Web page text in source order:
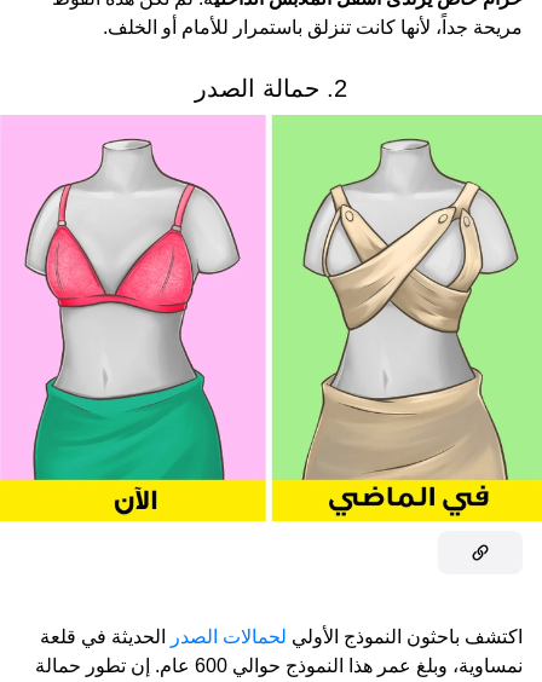
مريحة جداً، لأنها كانت تنزلق باستمرار للأمام أو الخلف.
2. حمالة الصدر
اكتشف باحثون النموذج الأولي لحمالات الصدر
الحديثة في قلعة
نمساوية، وبلغ عمر هذا النموذج حوالي 600 عام. إن تطور حمالة